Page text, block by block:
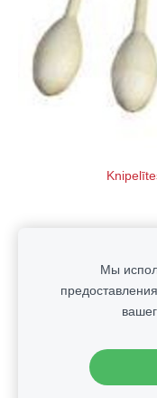
Мы